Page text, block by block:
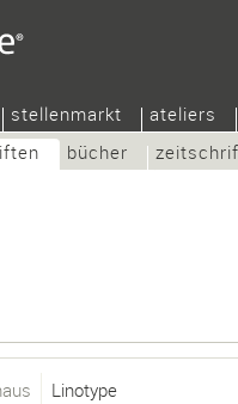
stellenmarkt ateliers
bücher
Linotype